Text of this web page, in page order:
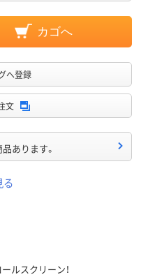
カゴへ
へ登録
文
品あります。
る
ルスクリーン！